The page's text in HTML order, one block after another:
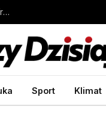
Rozłam w MAGA. Tucker Carlson staje na czele przeciwników Donalda Trumpa
Sport Klimat